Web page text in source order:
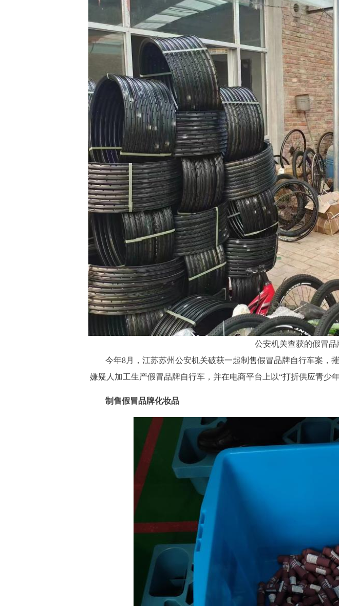
公安机关查获的假冒品
今年8月，江苏苏州公安机关破获一起制售假冒品牌自行车案，
嫌疑人加工生产假冒品牌自行车，并在电商平台上以“打折供应青少
制售假冒品牌化妆品